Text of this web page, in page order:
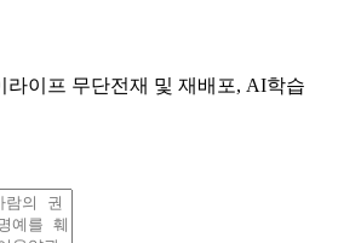
이프 무단전재 및 재배포, AI학습